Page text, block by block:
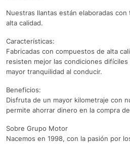
Nuestras llantas están elaboradas con
alta calidad.
Características:
Fabricadas con compuestos de alta
resisten mejor las condiciones
mayor tranquilidad al conducir.
Beneficios:
Disfruta de un mayor kilometraje con
permite ahorrar dinero en la compra
Sobre Grupo Motor
Nacemos en 1998, con la pasión por